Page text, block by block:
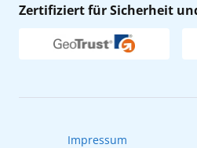
Verhaltens- & Ethikkodex
Newsletter
Zertifiziert für Sicherheit
Impressum